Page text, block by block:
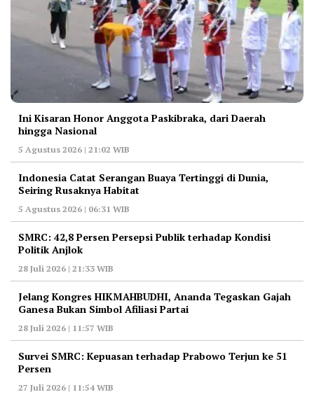
Ini Kisaran Honor Anggota Paskibraka, dari Daerah
hingga Nasional
5 Agustus 2026 | 21:02 WIB
Indonesia Catat Serangan Buaya Tertinggi di Dunia,
Seiring Rusaknya Habitat
5 Agustus 2026 | 06:31 WIB
‎SMRC: 42,8 Persen Persepsi Publik terhadap Kondisi
Politik Anjlok
28 Juli 2026 | 21:33 WIB
‎Jelang Kongres HIKMAHBUDHI, Ananda Tegaskan Gajah
Ganesa Bukan Simbol Afiliasi Partai
28 Juli 2026 | 11:57 WIB
‎Survei SMRC: Kepuasan terhadap Prabowo Terjun ke 51
Persen
27 Juli 2026 | 11:54 WIB